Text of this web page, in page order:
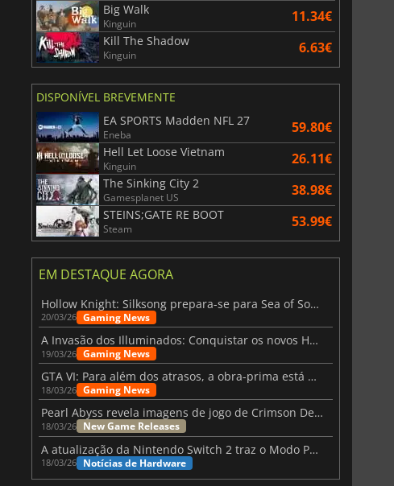
Big Walk
Kinguin 11.34€
Kill The Shadow
Kinguin 6.63€
DISPONÍVEL BREVEMENTE
EA SPORTS Madden NFL 27
Eneba 59.80€
Hell Let Loose Vietnam
Kinguin 26.11€
The Sinking City 2
Gamesplanet US 38.98€
STEINS;GATE RE BOOT
Steam 53.99€
EM DESTAQUE AGORA
Hollow Knight: Silksong prepara-se para Sea of Sorrow com um patch
20/03/26 Gaming News
A Invasão dos Illuminados: Conquistar os novos Helldivers 2 Atualização!
19/03/26 Gaming News
GTA VI: Para além dos atrasos, a obra-prima está quase a chegar
18/03/26 Gaming News
Pearl Abyss revela imagens de jogo de Crimson Desert para a PS5
18/03/26 New Game Releases
A atualização da Nintendo Switch 2 traz o Modo Portátil aos jogos mais antigos da Switch
18/03/26 Notícias de Hardware